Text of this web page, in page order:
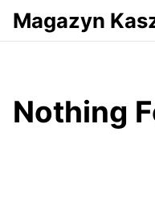
Przejdź do serwisu
Magazyn
Nothing